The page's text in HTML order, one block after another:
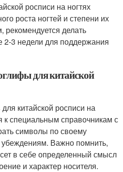
росписи на ногтях
роста ногтей и степени их
делать
3 недели для поддержания
для китайской
китайской росписи на
к специальным справочникам с
символы по своему
Важно помнить,
в себе определенный смысл
и характер носителя.